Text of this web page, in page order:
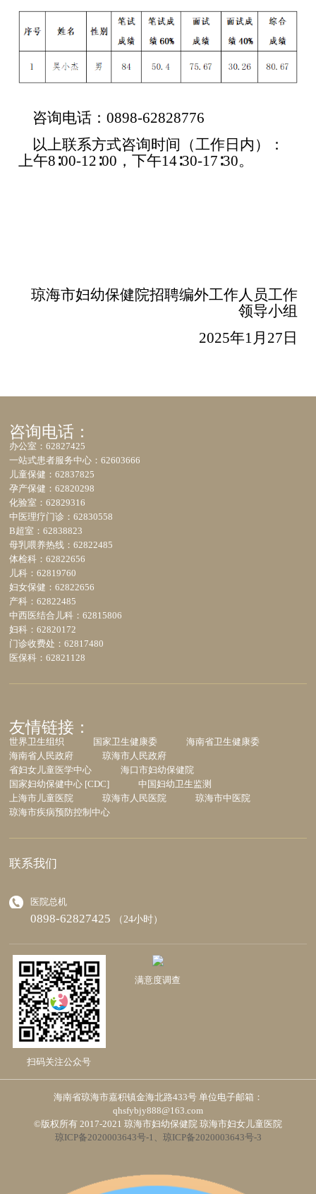
咨询电话：0898-62828776
以上联系方式咨询时间（工作日内）：
上午8∶00-12∶00，下午14∶30-17∶30。
琼海市妇幼保健院招聘编外工作人员工作
领导小组
2025年1月27日
咨询电话：
办公室：62827425
一站式患者服务中心：62603666
儿童保健：62837825
孕产保健：62820298
化验室：62829316
中医理疗门诊：62830558
B超室：62838823
母乳喂养热线：62822485
体检科：62822656
儿科：62819760
妇女保健：62822656
产科：62822485
中西医结合儿科：62815806
妇科：62820172
门诊收费处：62817480
医保科：62821128
友情链接：
世界卫生组织 国家卫生健康委
海南省卫生健康委
海南省人民政府
琼海市人民政府
省妇女儿童医学中心
海口市妇幼保健院
国家妇幼保健中心 [CDC]
中国妇幼卫生监测
上海市儿童医院
琼海市人民医院
琼海市中医院
琼海市疾病预防控制中心
联系我们
医院总机
0898-62827425 （24小时）
扫码关注公众号
满意度调查
海南省琼海市嘉积镇金海北路433号 单位电子邮箱：
qhsfybjy888@163.com
©版权所有 2017-2021 琼海市妇幼保健院 琼海市妇女儿童医院
琼ICP备2020003643号-1、琼ICP备2020003643号-3